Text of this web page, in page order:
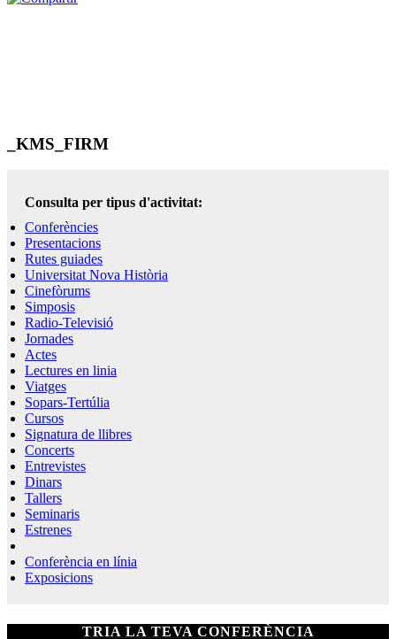
_KMS_FIRM
Consulta per tipus d'activitat:
Conferències
Presentacions
Rutes guiades
Universitat Nova Història
Cinefòrums
Simposis
Radio-Televisió
Jornades
Actes
Lectures en linia
Viatges
Sopars-Tertúlia
Cursos
Signatura de llibres
Concerts
Entrevistes
Dinars
Tallers
Seminaris
Estrenes
Conferència en línia
Exposicions
TRIA LA TEVA CONFERÈNCIA